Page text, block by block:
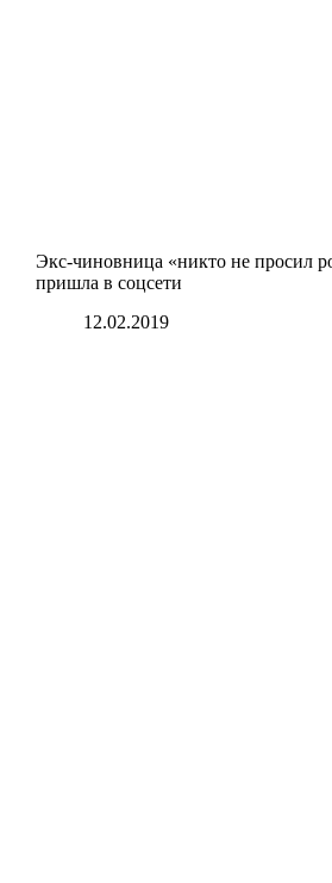
Экс-чиновница «никто не просил
пришла в соцсети
12.02.2019